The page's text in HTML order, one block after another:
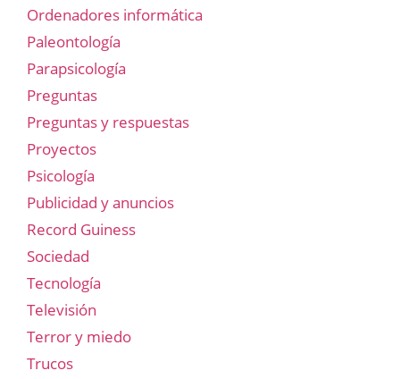
Ordenadores informática
Paleontología
Parapsicología
Preguntas
Preguntas y respuestas
Proyectos
Psicología
Publicidad y anuncios
Record Guiness
Sociedad
Tecnología
Televisión
Terror y miedo
Trucos